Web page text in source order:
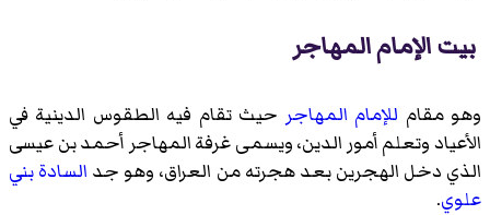
بيت الإمام المهاجر
وهو مقام للإمام المهاجر حيث تقام فيه الطقوس الدينية في
الأعياد وتعلم أمور الدين، ويسمى غرفة المهاجر أحمد بن عيسى
الذي دخل الهجرين بعد هجرته من العراق، وهو جد السادة بني
علوي.